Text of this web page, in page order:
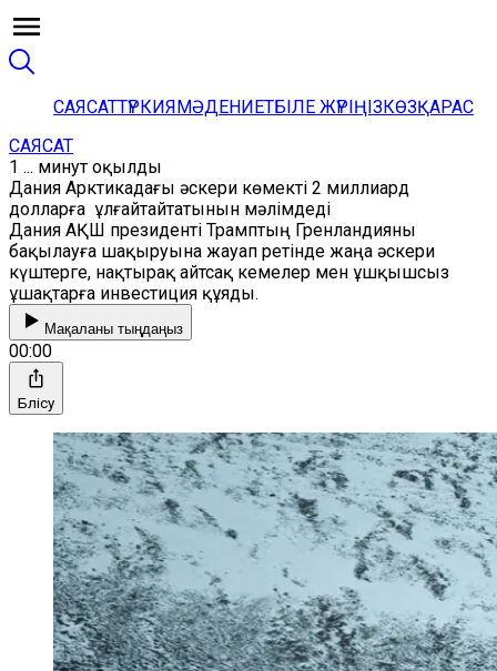
САЯСАТТҮРКИЯМӘДЕНИЕТБІЛЕ ЖҮРІҢІЗКӨЗҚАРАС
САЯСАТ
1 ... минут оқылды
Дания Арктикадағы әскери көмекті 2 миллиард
долларға ұлғайтайтатынын мәлімдеді
Дания АҚШ президенті Трамптың Гренландияны
бақылауға шақыруына жауап ретінде жаңа әскери
күштерге, нақтырақ айтсақ кемелер мен ұшқышсыз
ұшақтарға инвестиция құяды.
Мақаланы тыңдаңыз
00:00
Бөлісу